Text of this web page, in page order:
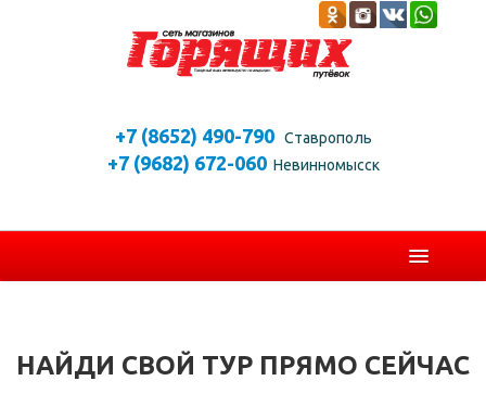
+7 (8652) 490-790 Ставрополь
+7 (9682) 672-060Невинномысск
ПОИСК КРУИЗОВ
НАЙДИ СВОЙ ТУР ПРЯМО СЕЙЧАС